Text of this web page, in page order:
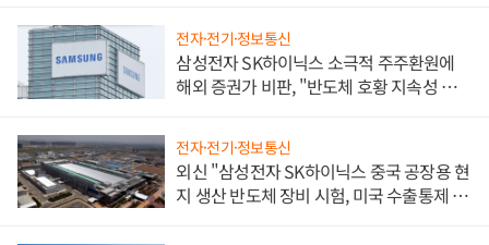
전자·전기·정보통신
삼성전자 SK하이닉스 소극적 주주환원에
해외 증권가 비판, "반도체 호황 지속성 의
전자·전기·정보통신
외신 "삼성전자 SK하이닉스 중국 공장용 현
지 생산 반도체 장비 시험, 미국 수출통제 대